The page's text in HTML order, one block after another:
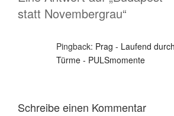
statt Novembergrau“
Pingback: Prag - Laufend
Türme - PULSmomente
Schreibe einen Kommentar